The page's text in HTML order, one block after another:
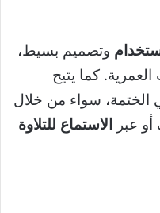
وتصميم بسيط،
كما يتيح
الختمة، سواء من خلال
عبر
الاستماع للتلاوة